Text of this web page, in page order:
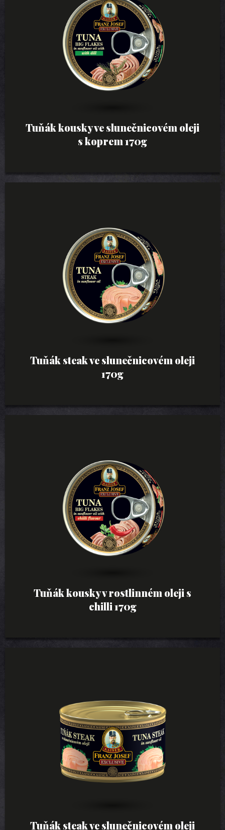
Tuňák kousky ve slunečnicovém oleji
s koprem 170g
Tuňák steak ve slunečnicovém oleji
170g
Tuňák kousky v rostlinném oleji s
chilli 170g
Tuňák steak ve slunečnicovém oleji